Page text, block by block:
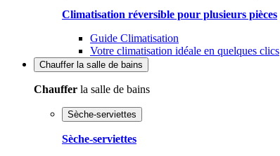
Climatisation réversible pour plusieurs pièces
Guide Climatisation
Votre climatisation idéale en quelques clics
Chauffer la salle de bains
Chauffer la salle de bains
Sèche-serviettes
Sèche-serviettes